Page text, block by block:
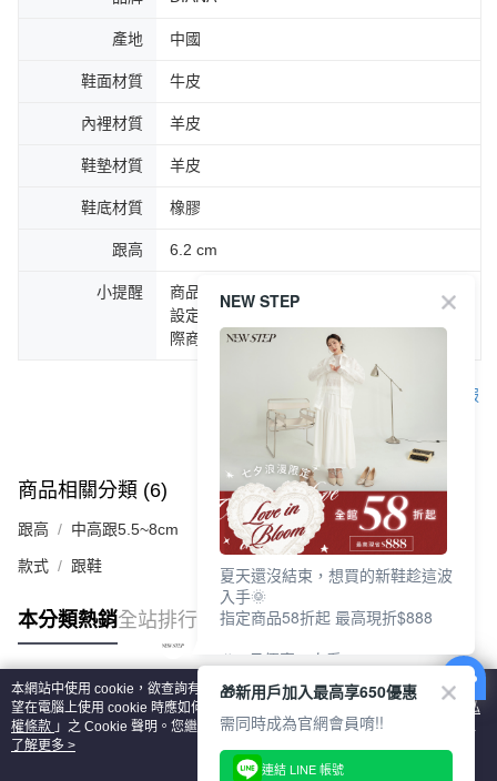
產地 中國
鞋面材質 牛皮
內裡材質 羊皮
鞋墊材質 羊皮
鞋底材質 橡膠
跟高 6.2 cm
小提醒
商品圖片顏色會因拍攝燈光環境或個人螢幕
設定不同，而造成部份色差現象，顏色以實
際商品為主。
客服
商品相關分類 (6) 查看全部
跟高 中高跟5.5~8cm
款式 跟鞋
本分類熱銷全站排行
熱門標籤
本網站中使用 cookie，欲查詢有關本網站使用 cookie 方式之詳情，及若您不希
望在電腦上使用 cookie 時應如何變更電腦的 cookie 設定，請參閱本網站「
隱私
權條款 」之 Cookie 聲明。您繼續使用本網站即表示您同意本公司得按本網站使
用條款之 Cookie 聲明使用 cookie。
了解更多 >
NEW STEP
夏天還沒結束，想買的新鞋趁這波
入手🌞
指定商品58折起 最高現折$888
🎉 8月優惠一次看
①LINE購物最高10%回饋
②每周限定品現折200
③指定商品58折起 最高現折$888
上班鞋、休閒鞋、涼鞋一次逛齊
🎁新用戶加入最高享650優惠
需同時成為官網會員唷!!
連結 LINE 帳號